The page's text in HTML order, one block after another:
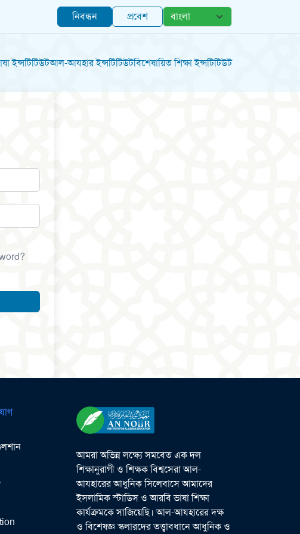
নিবন্ধন প্রবেশ
ইন্সটিটিউটআল-আযহার ইন্সটিটিউটবিশেষায়িত শিক্ষা ইন্সটিটিউট
আমরা অভিন্ন লক্ষ্যে সমবেত এক দল
শিক্ষানুরাগী ও শিক্ষক বিশ্বসেরা আল-
আযহারের আধুনিক সিলেবাসে আমাদের
ইসলামিক স্টাডিস ও আরবি ভাষা শিক্ষা
কার্যক্রমকে সাজিয়েছি। আল-আযহারের দক্ষ
ও বিশেষজ্ঞ স্কলারদের তত্ত্বাবধানে আধুনিক ও